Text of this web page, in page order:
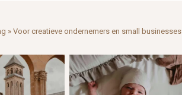
» Voor creatieve ondernemers en small businesses